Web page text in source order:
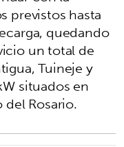
previstos hasta
quedando
un total de
Tuineje y
situados en
del Rosario.